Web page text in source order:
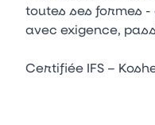
toutes ses formes
avec exigence,
Certifiée IFS –